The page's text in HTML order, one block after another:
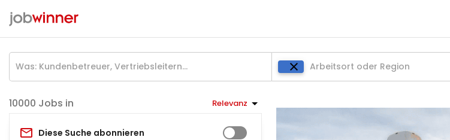
Jobs in Relevanz
Diese Suche abonnieren